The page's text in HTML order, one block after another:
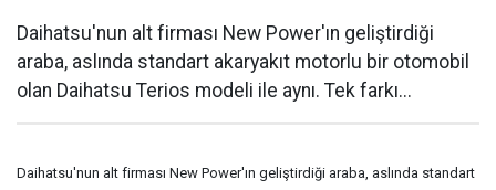
Daihatsu'nun alt firması New Power'ın geliştirdiği
araba, aslında standart akaryakıt motorlu bir otomobil
olan Daihatsu Terios modeli ile aynı. Tek farkı...
Daihatsu'nun alt firması New Power'ın geliştirdiği araba, aslında standart